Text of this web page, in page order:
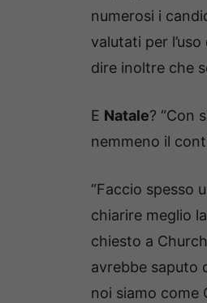
numerosi i
valutati per
dire inoltre che
E Natale? “Con
nemmeno il
“Faccio spesso
chiarire meglio
chiesto a
avrebbe saputo
noi siamo come